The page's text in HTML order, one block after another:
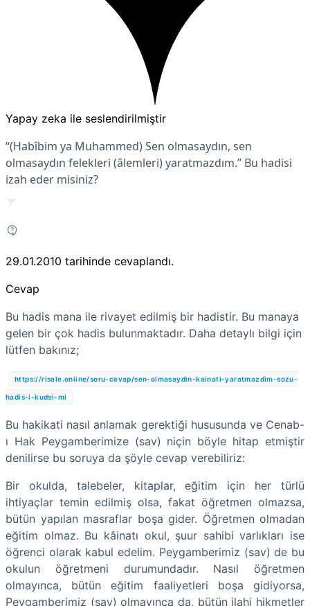
Yapay zeka ile seslendirilmiştir
“(Habîbim ya Muhammed) Sen olmasaydın, sen
olmasaydın felekleri (âlemleri) yaratmazdım.” Bu hadisi
izah eder misiniz?
29.01.2010 tarihinde cevaplandı.
Cevap
Bu hadis mana ile rivayet edilmiş bir hadistir. Bu manaya
gelen bir çok hadis bulunmaktadır. Daha detaylı bilgi için
lütfen bakınız;
https://risale.online/soru-cevap/sen-olmasaydin-kainati-yaratmazdim-sozu-
hadis-i-kudsi-mi
Bu hakikati nasıl anlamak gerektiği hususunda ve Cenab-
ı Hak Peygamberimize (sav) niçin böyle hitap etmiştir
denilirse bu soruya da şöyle cevap verebiliriz:
Bir okulda, talebeler, kitaplar, eğitim için her türlü
ihtiyaçlar temin edilmiş olsa, fakat öğretmen olmazsa,
bütün yapılan masraflar boşa gider. Öğretmen olmadan
eğitim olmaz. Bu kâinatı okul, şuur sahibi varlıkları ise
öğrenci olarak kabul edelim. Peygamberimiz (sav) de bu
okulun öğretmeni durumundadır. Nasıl öğretmen
olmayınca, bütün eğitim faaliyetleri boşa gidiyorsa,
Peygamberimiz (sav) olmayınca da, bütün ilahi hikmetler